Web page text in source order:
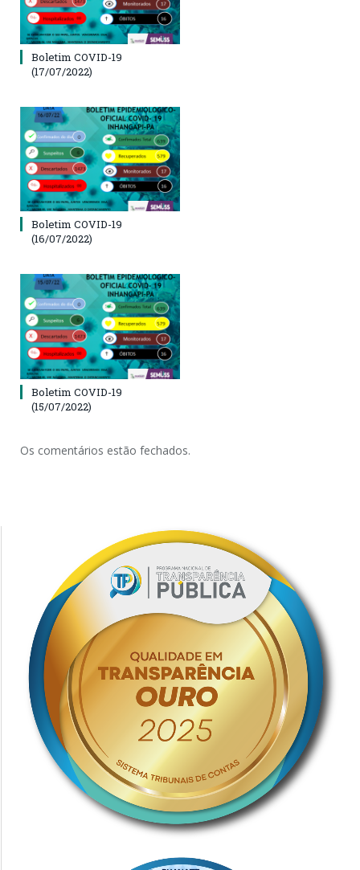
Boletim COVID-19
(17/07/2022)
Boletim COVID-19
(16/07/2022)
Boletim COVID-19
(15/07/2022)
Os comentários estão fechados.